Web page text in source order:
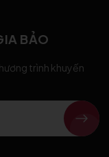
BẢO
trình khuyến